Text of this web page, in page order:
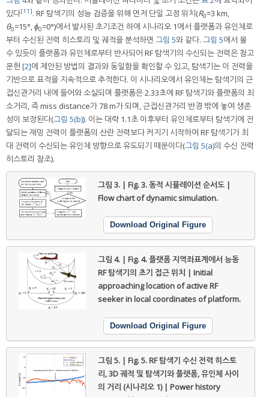
있다[11]. RF 탐색기의 성능 검증을 위해 먼저 단일 고정 위치(R0=3 km,
θ0=15°,ϕ0=0°)에서 발사된 초기조건 하에 시나리오 1에서 플랫폼과 유인체로
부터 수신된 전력 히스토리 및 궤적을 분석하면 그림 5와 같다. 그림 5에서 볼
수 있듯이 플랫폼과 유인체로부터 반사되어 RF 탐색기의 수신되는 전력은 참고
문헌 [2]에 제안된 방법의 결과와 동일함을 확인할 수 있고, 탐색기는 이 전력을
기반으로 표적을 지속적으로 추적한다. 이 시나리오에서 유인체는 탐색기의 근
접신관거리 내에 들어와 소실되며 플랫폼은 2.33초에 RF 탐색기와 플랫폼의 최
소거리, 즉 miss distance가 78 m가 되며, 근접신관거리 반경 밖에 놓여 생존
성이 보장된다(그림 5(b)). 이는 대략 1.1초 이후부터 유인체로부터 탐색기에 전
달되는 재밍 전력이 플랫폼의 산란 전력보다 커지기 시작하여 RF 탐색기가 최
대 전력이 수신되는 유인체 방향으로 유도되기 때문이다(그림 5(a)의 수신 전력
히스토리 참조).
그림 3. | Fig. 3.동적 시뮬레이션 순서도 |
Flow chart of dynamic simulation.
Download Original Figure
그림 4. | Fig. 4.플랫폼 지역좌표계에서 능동
RF 탐색기의 초기 접근 위치 | Initial
approaching location of active RF
seeker in local coordinates of platform.
Download Original Figure
그림 5. | Fig. 5.RF 탐색기 수신 전력 히스토
리, 3D 궤적 및 탐색기와 플랫폼, 유인체 사이
의 거리 (시나리오 1) | Power history